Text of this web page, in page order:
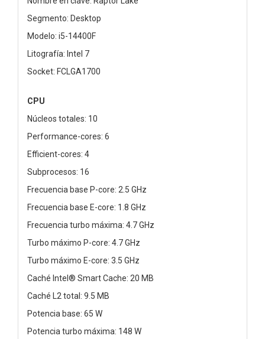
Segmento: Desktop
Modelo: i5-14400F
Litografía: Intel 7
Socket: FCLGA1700
CPU
Núcleos totales: 10
Performance-cores: 6
Efficient-cores: 4
Subprocesos: 16
Frecuencia base P-core: 2.5 GHz
Frecuencia base E-core: 1.8 GHz
Frecuencia turbo máxima: 4.7 GHz
Turbo máximo P-core: 4.7 GHz
Turbo máximo E-core: 3.5 GHz
Caché Intel® Smart Cache: 20 MB
Caché L2 total: 9.5 MB
Potencia base: 65 W
Potencia turbo máxima: 148 W